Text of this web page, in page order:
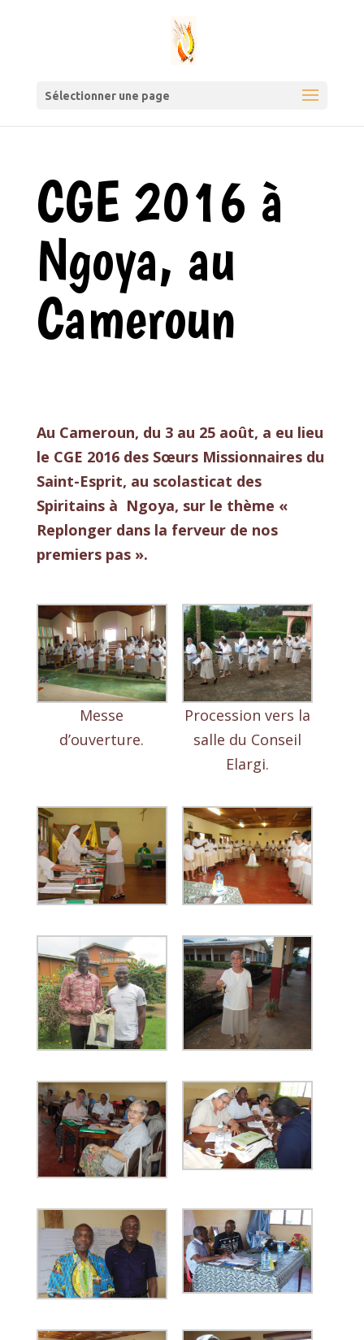
Sélectionner une page
CGE 2016 à
Ngoya, au
Cameroun
Au Cameroun, du 3 au 25 août, a eu lieu
le CGE 2016 des Sœurs Missionnaires du
Saint-Esprit, au scolasticat des
Spiritains à Ngoya, sur le thème «
Replonger dans la ferveur de nos
premiers pas ».
Messe
d’ouverture.
Procession vers la
salle du Conseil
Elargi.